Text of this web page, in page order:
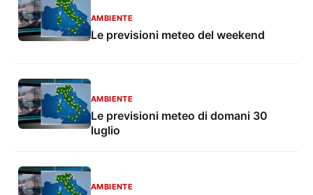
AMBIENTE
Le previsioni meteo del weekend
AMBIENTE
Le previsioni meteo di domani 30
luglio
AMBIENTE